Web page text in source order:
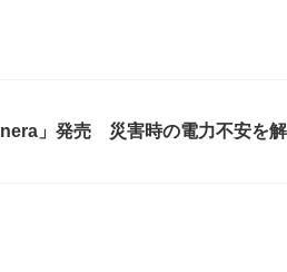
」発売 災害時の電力不安を